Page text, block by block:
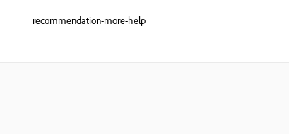
recommendation-more-help